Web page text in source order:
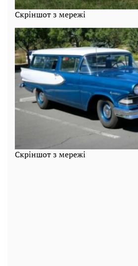
Скріншот з мережі
Скріншот з мережі